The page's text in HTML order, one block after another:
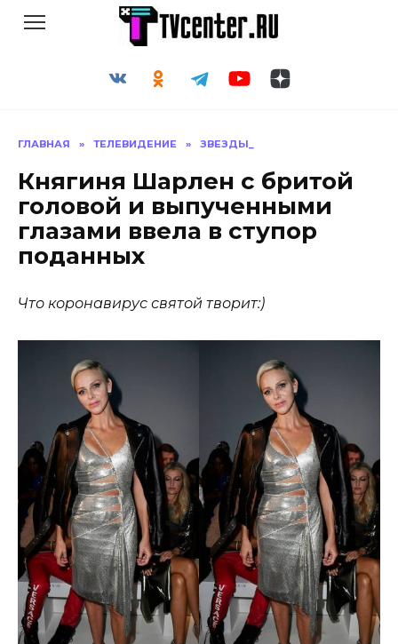
ГЛАВНАЯ » ТЕЛЕВИДЕНИЕ » ЗВЕЗДЫ_
Княгиня Шарлен с бритой
головой и выпученными
глазами ввела в ступор
поданных
Что коронавирус святой творит:)